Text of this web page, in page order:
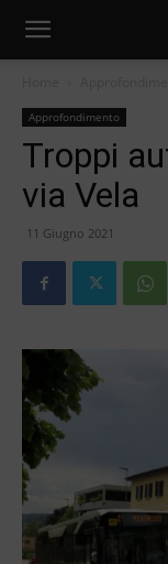
Approfondimento
Troppi
via Vela
11 Giugno 2021